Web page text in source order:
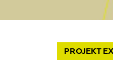
PROJEKT